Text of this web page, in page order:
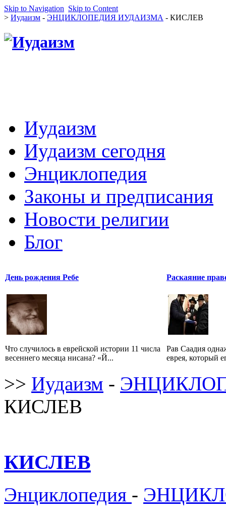
Skip to Navigation Skip to Content
> Иудаизм - ЭНЦИКЛОПЕДИЯ ИУДАИЗМА - КИСЛЕВ
Иудаизм
Иудаизм сегодня
Энциклопедия
Законы и предписания
Новости религии
Блог
День рождения Ребе
Что случилось в еврейской истории 11 числа
весеннего месяца нисана? «Й...
Раскаяние
Рав Саадия
еврея, который
>> Иудаизм -
КИСЛЕВ
КИСЛЕВ
Энциклопедия -